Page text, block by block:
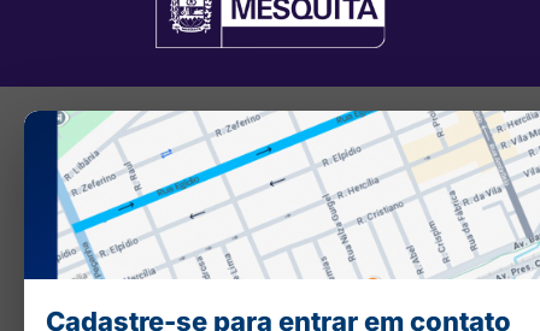
Cadastre-se para entrar em contato